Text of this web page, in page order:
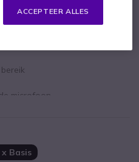
microfoon
tot 8 uur gesprekstijd
Teams en compatibel met alle
x Basis
ACCEPTEER ALLES